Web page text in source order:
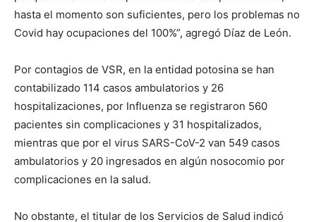
hasta el momento son suficientes, pero los problemas no
Covid hay ocupaciones del 100%”, agregó Díaz de León.
Por contagios de VSR, en la entidad potosina se han
contabilizado 114 casos ambulatorios y 26
hospitalizaciones, por Influenza se registraron 560
pacientes sin complicaciones y 31 hospitalizados,
mientras que por el virus SARS-CoV-2 van 549 casos
ambulatorios y 20 ingresados en algún nosocomio por
complicaciones en la salud.
No obstante, el titular de los Servicios de Salud indicó